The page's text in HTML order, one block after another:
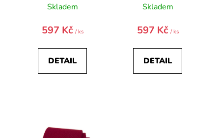
Skladem
597 Kč / ks
DETAIL
Skladem
597 Kč / ks
DETAIL